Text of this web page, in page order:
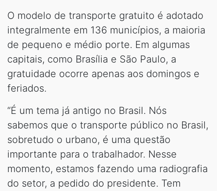
O modelo de transporte gratuito é adotado
integralmente em 136 municípios, a maioria
de pequeno e médio porte. Em algumas
capitais, como Brasília e São Paulo, a
gratuidade ocorre apenas aos domingos e
feriados.
“É um tema já antigo no Brasil. Nós
sabemos que o transporte público no Brasil,
sobretudo o urbano, é uma questão
importante para o trabalhador. Nesse
momento, estamos fazendo uma radiografia
do setor, a pedido do presidente. Tem